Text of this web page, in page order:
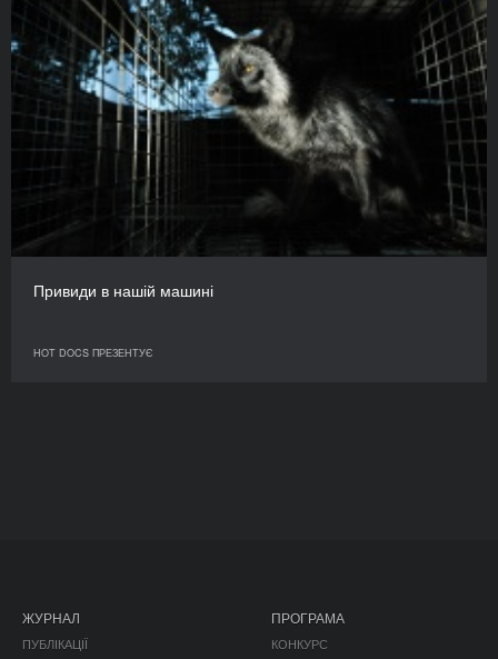
Привиди в нашій машині
HOT DOCS ПРЕЗЕНТУЄ
ЖУРНАЛ
ПУБЛІКАЦІЇ
ПРОГРАМА
КОНКУРС